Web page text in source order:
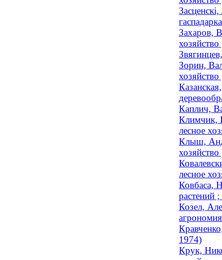
Захаров,
Зорин,
Каплич,
Климчик,
лесное
Клыш,
лесное
Ковбаса,
растений
Козел,
1974)
Крук,